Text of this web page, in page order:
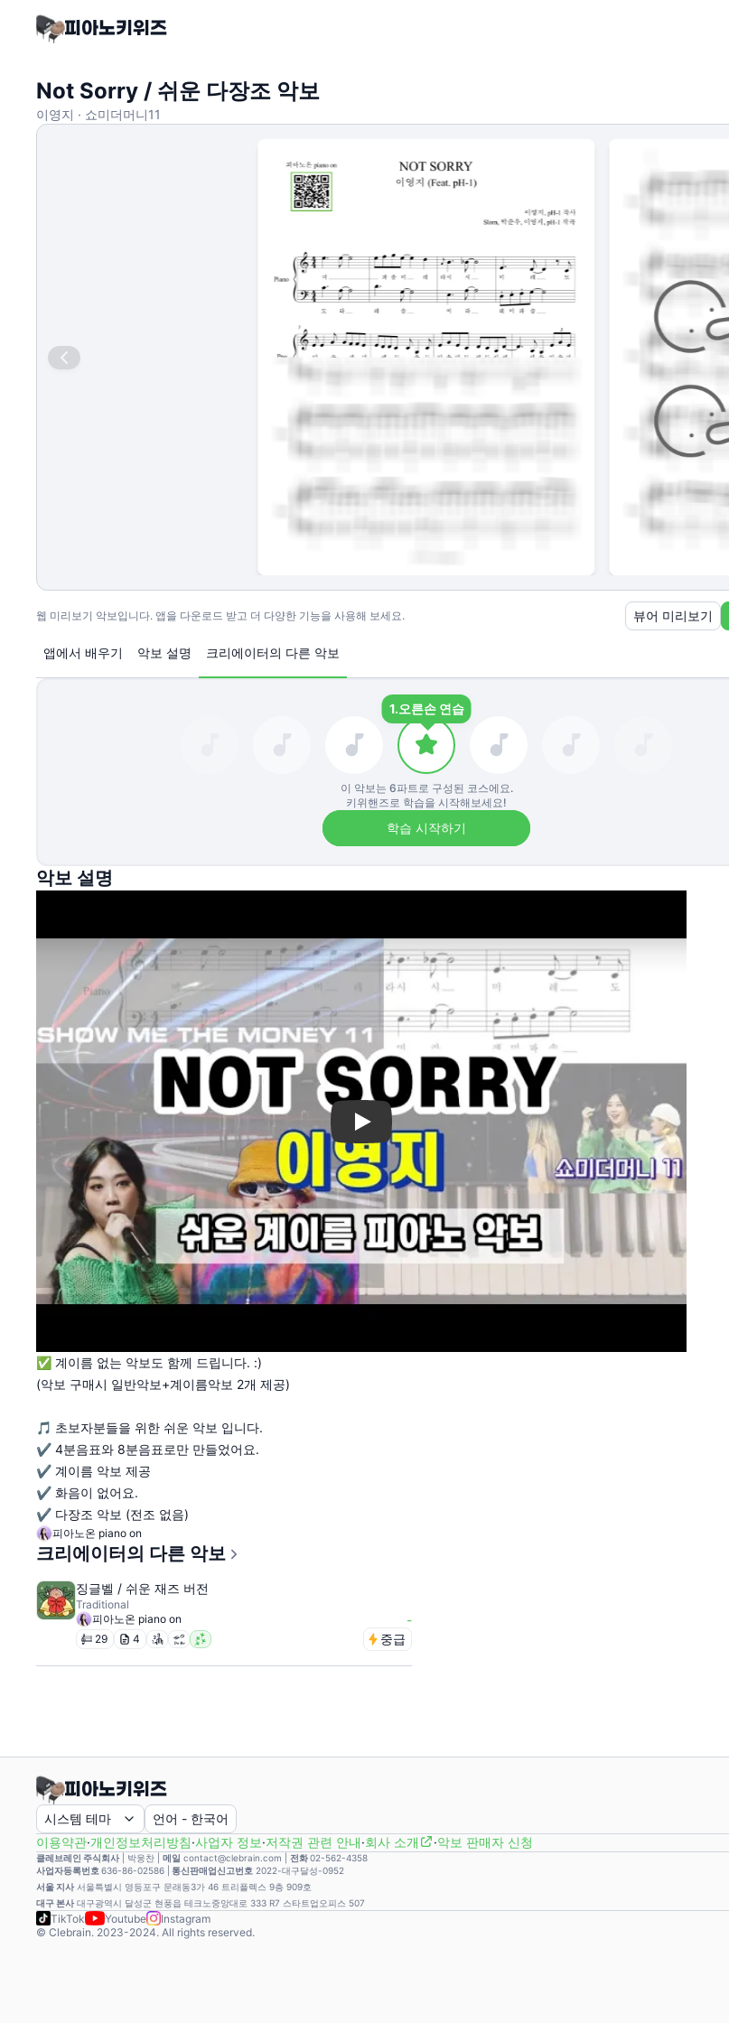
Not Sorry / 쉬운 다장조 악보
이영지 · 쇼미더머니11
웹 미리보기 악보입니다. 앱을 다운로드 받고 더 다양한 기능을 사용해 보세요. 뷰어 미리보기
앱에서 배우기 악보 설명 크리에이터의 다른 악보
1.오른손 연습
이 악보는 6파트로 구성된 코스에요.
키위핸즈로 학습을 시작해보세요!
학습 시작하기
악보 설명
Play
✅ 계이름 없는 악보도 함께 드립니다. :)
(악보 구매시 일반악보+계이름악보 2개 제공)
🎵 초보자분들을 위한 쉬운 악보 입니다.
✔️ 4분음표와 8분음표로만 만들었어요.
✔️ 계이름 악보 제공
✔️ 화음이 없어요.
✔️ 다장조 악보 (전조 없음)
피아노온 piano on
크리에이터의 다른 악보
징글벨 / 쉬운 재즈 버전
Traditional
피아노온 piano on
-
29 4 중급
시스템 테마 언어 - 한국어
이용약관·개인정보처리방침·사업자 정보·저작권 관련 안내·회사 소개 ·악보 판매자 신청
클레브레인 주식회사| 박웅찬 메일 contact@clebrain.com | 전화02-562-4358
사업자등록번호 636-86-02586 | 통신판매업신고번호 2022-대구달성-0952
서울 지사 서울특별시 영등포구 문래동3가 46 트리플렉스 9층 909호
대구 본사 대구광역시 달성군 현풍읍 테크노중앙대로 333 R7 스타트업오피스 507
TikTok Youtube
Instagram
© Clebrain. 2023-2024. All rights reserved.